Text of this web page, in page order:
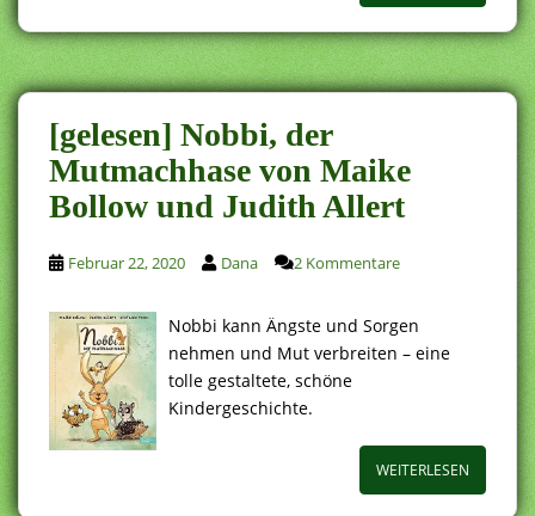
[gelesen] Nobbi, der
Mutmachhase von Maike
Bollow und Judith Allert
Februar 22, 2020 Dana 2 Kommentare
Nobbi kann Ängste und Sorgen
nehmen und Mut verbreiten – eine
tolle gestaltete, schöne
Kindergeschichte.
WEITERLESEN